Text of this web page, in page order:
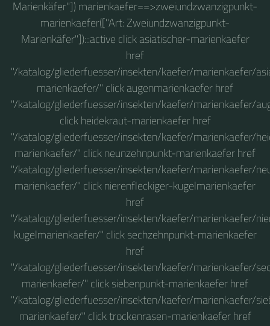
Marienkäfer"]) marienkaefer==>zweiundzwanzigpunkt-
marienkaefer(["Art: Zweiundzwanzigpunkt-
Marienkäfer"]):::active click asiatischer-marienkaefer
href
"/katalog/gliederfuesser/insekten/kaefer/marienkaefer/
marienkaefer/" click augenmarienkaefer href
"/katalog/gliederfuesser/insekten/kaefer/marienkaefer/
click heidekraut-marienkaefer href
"/katalog/gliederfuesser/insekten/kaefer/marienkaefer/
marienkaefer/" click neunzehnpunkt-marienkaefer href
"/katalog/gliederfuesser/insekten/kaefer/marienkaefer/
marienkaefer/" click nierenfleckiger-kugelmarienkaefer
href
"/katalog/gliederfuesser/insekten/kaefer/marienkaefer/
kugelmarienkaefer/" click sechzehnpunkt-marienkaefer
href
"/katalog/gliederfuesser/insekten/kaefer/marienkaefer/
marienkaefer/" click siebenpunkt-marienkaefer href
"/katalog/gliederfuesser/insekten/kaefer/marienkaefer/
marienkaefer/" click trockenrasen-marienkaefer href